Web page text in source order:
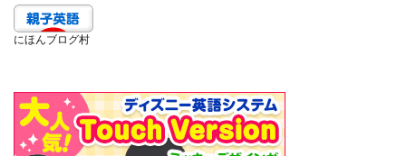
にほんブログ村